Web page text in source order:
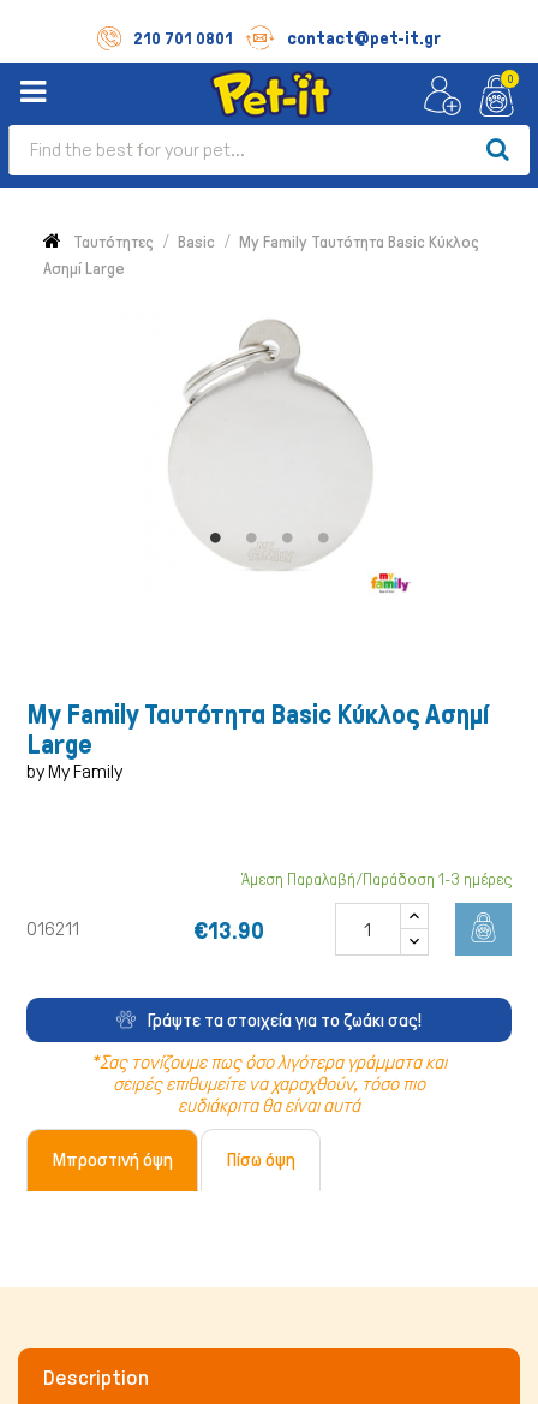
210 701 0801 contact@pet-it.gr
Γάτα
0
Ταυτότητες Basic
My Family Ταυτότητα Basic Κύκλος
Ασημί Large
My Family Ταυτότητα Basic Κύκλος Ασημί
Large
by My Family
016211
Άμεση Παραλαβή/Παράδοση 1-3 ημέρες
€13.90
Γράψτε τα στοιχεία για το ζωάκι σας!
*Σας τονίζουμε πως όσο λιγότερα γράμματα και
σειρές επιθυμείτε να χαραχθούν, τόσο πιο
ευδιάκριτα θα είναι αυτά
Μπροστινή όψη Πίσω όψη
Description